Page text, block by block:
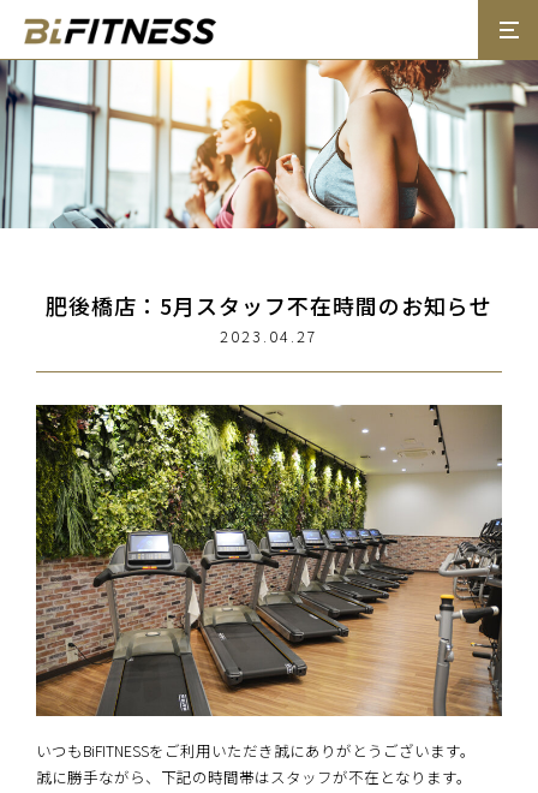
肥後橋店：5月スタッフ不在時間のお知らせ
2023.04.27
いつもBiFITNESSをご利用いただき誠にありがとうございます。
誠に勝手ながら、下記の時間帯はスタッフが不在となります。